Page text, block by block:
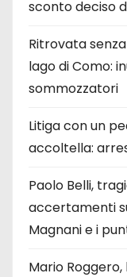
sconto deciso
Ritrovata
lago di Como:
sommozzatori
Litiga con un
accoltella:
Paolo Belli,
accertamenti
Magnani e i
Mario